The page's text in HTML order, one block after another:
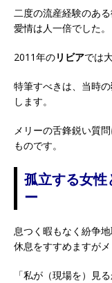
二度の流産経験のあ
愛情は人一倍でした。
2011年のリビアでは
特筆すべきは、当時の
します。
メリーの舌鋒鋭い質
ものです。
孤立する女
ー
息つく暇もなく紛争
休息をすすめますが
「私が（現場を）見